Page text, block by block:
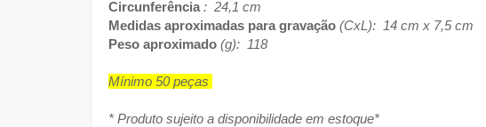
Circunferência : 24,1 cm
Medidas aproximadas para gravação (CxL): 14 cm x 7,5 cm
Peso aproximado (g): 118
Mínimo 50 peças
* Produto sujeito a disponibilidade em estoque*